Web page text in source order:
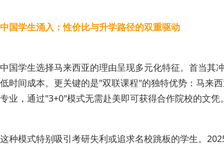
中国学生涌入：性价比与升学路径的双重驱动
中国学生选择马来西亚的理由呈现多元化特征。首当
低时间成本。更关键的是"双联课程"的独特优势：马来
专业，通过"3+0"模式无需赴美即可获得合作院校的文凭
这种模式特别吸引考研失利或追求名校跳板的学生。